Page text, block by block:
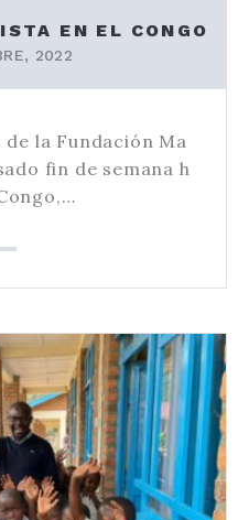
EN EL CONGO
2022
la Fundación Ma
fin de semana h